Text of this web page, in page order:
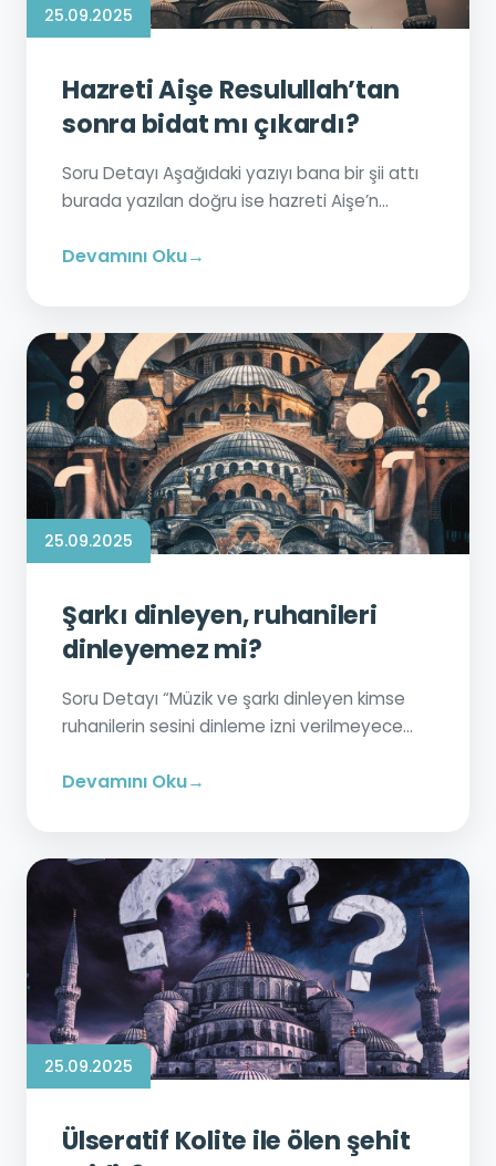
25.09.2025
Hazreti Aişe Resulullah’tan
sonra bidat mı çıkardı?
Soru Detayı Aşağıdaki yazıyı bana bir şii attı
burada yazılan doğru ise hazreti Aişe’n...
Devamını Oku
25.09.2025
Şarkı dinleyen, ruhanileri
dinleyemez mi?
Soru Detayı “Müzik ve şarkı dinleyen kimse
ruhanilerin sesini dinleme izni verilmeyece...
Devamını Oku
25.09.2025
Ülseratif Kolite ile ölen şehit